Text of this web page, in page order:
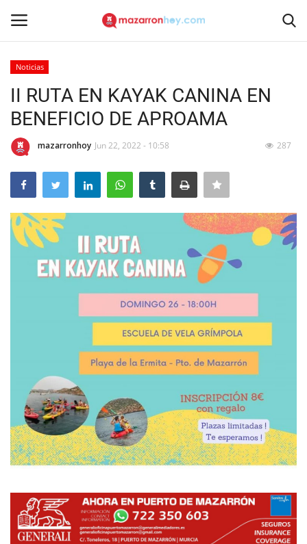
Inicio
Contacto
Noticias
Mazarrón Hoy
Entrevistas
Mapa de Mazarrón
Vídeos
Galerías
Contacto
Empresas
Noticias
II RUTA EN KAYAK CANINA EN
BENEFICIO DE APROAMA
mazarronhoy Jun 22, 2022 - 10:58 287